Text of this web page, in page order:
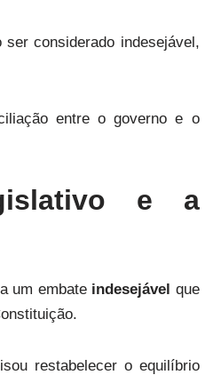
considerado indesejável,
entre o governo e o
e a
um embate indesejável que
restabelecer o equilíbrio